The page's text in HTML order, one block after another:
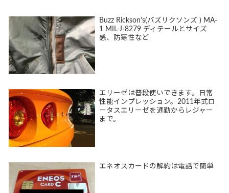
Buzz Rickson’s(バズリクソンズ ) MA-
1 MIL-J-8279 ディテールとサイズ
感、防寒性など
エリーゼは普段使いできます。日常
性能インプレッション。2011年式ロ
ータスエリーゼを通勤からレジャー
まで。
エネオスカードの解約は電話で簡単